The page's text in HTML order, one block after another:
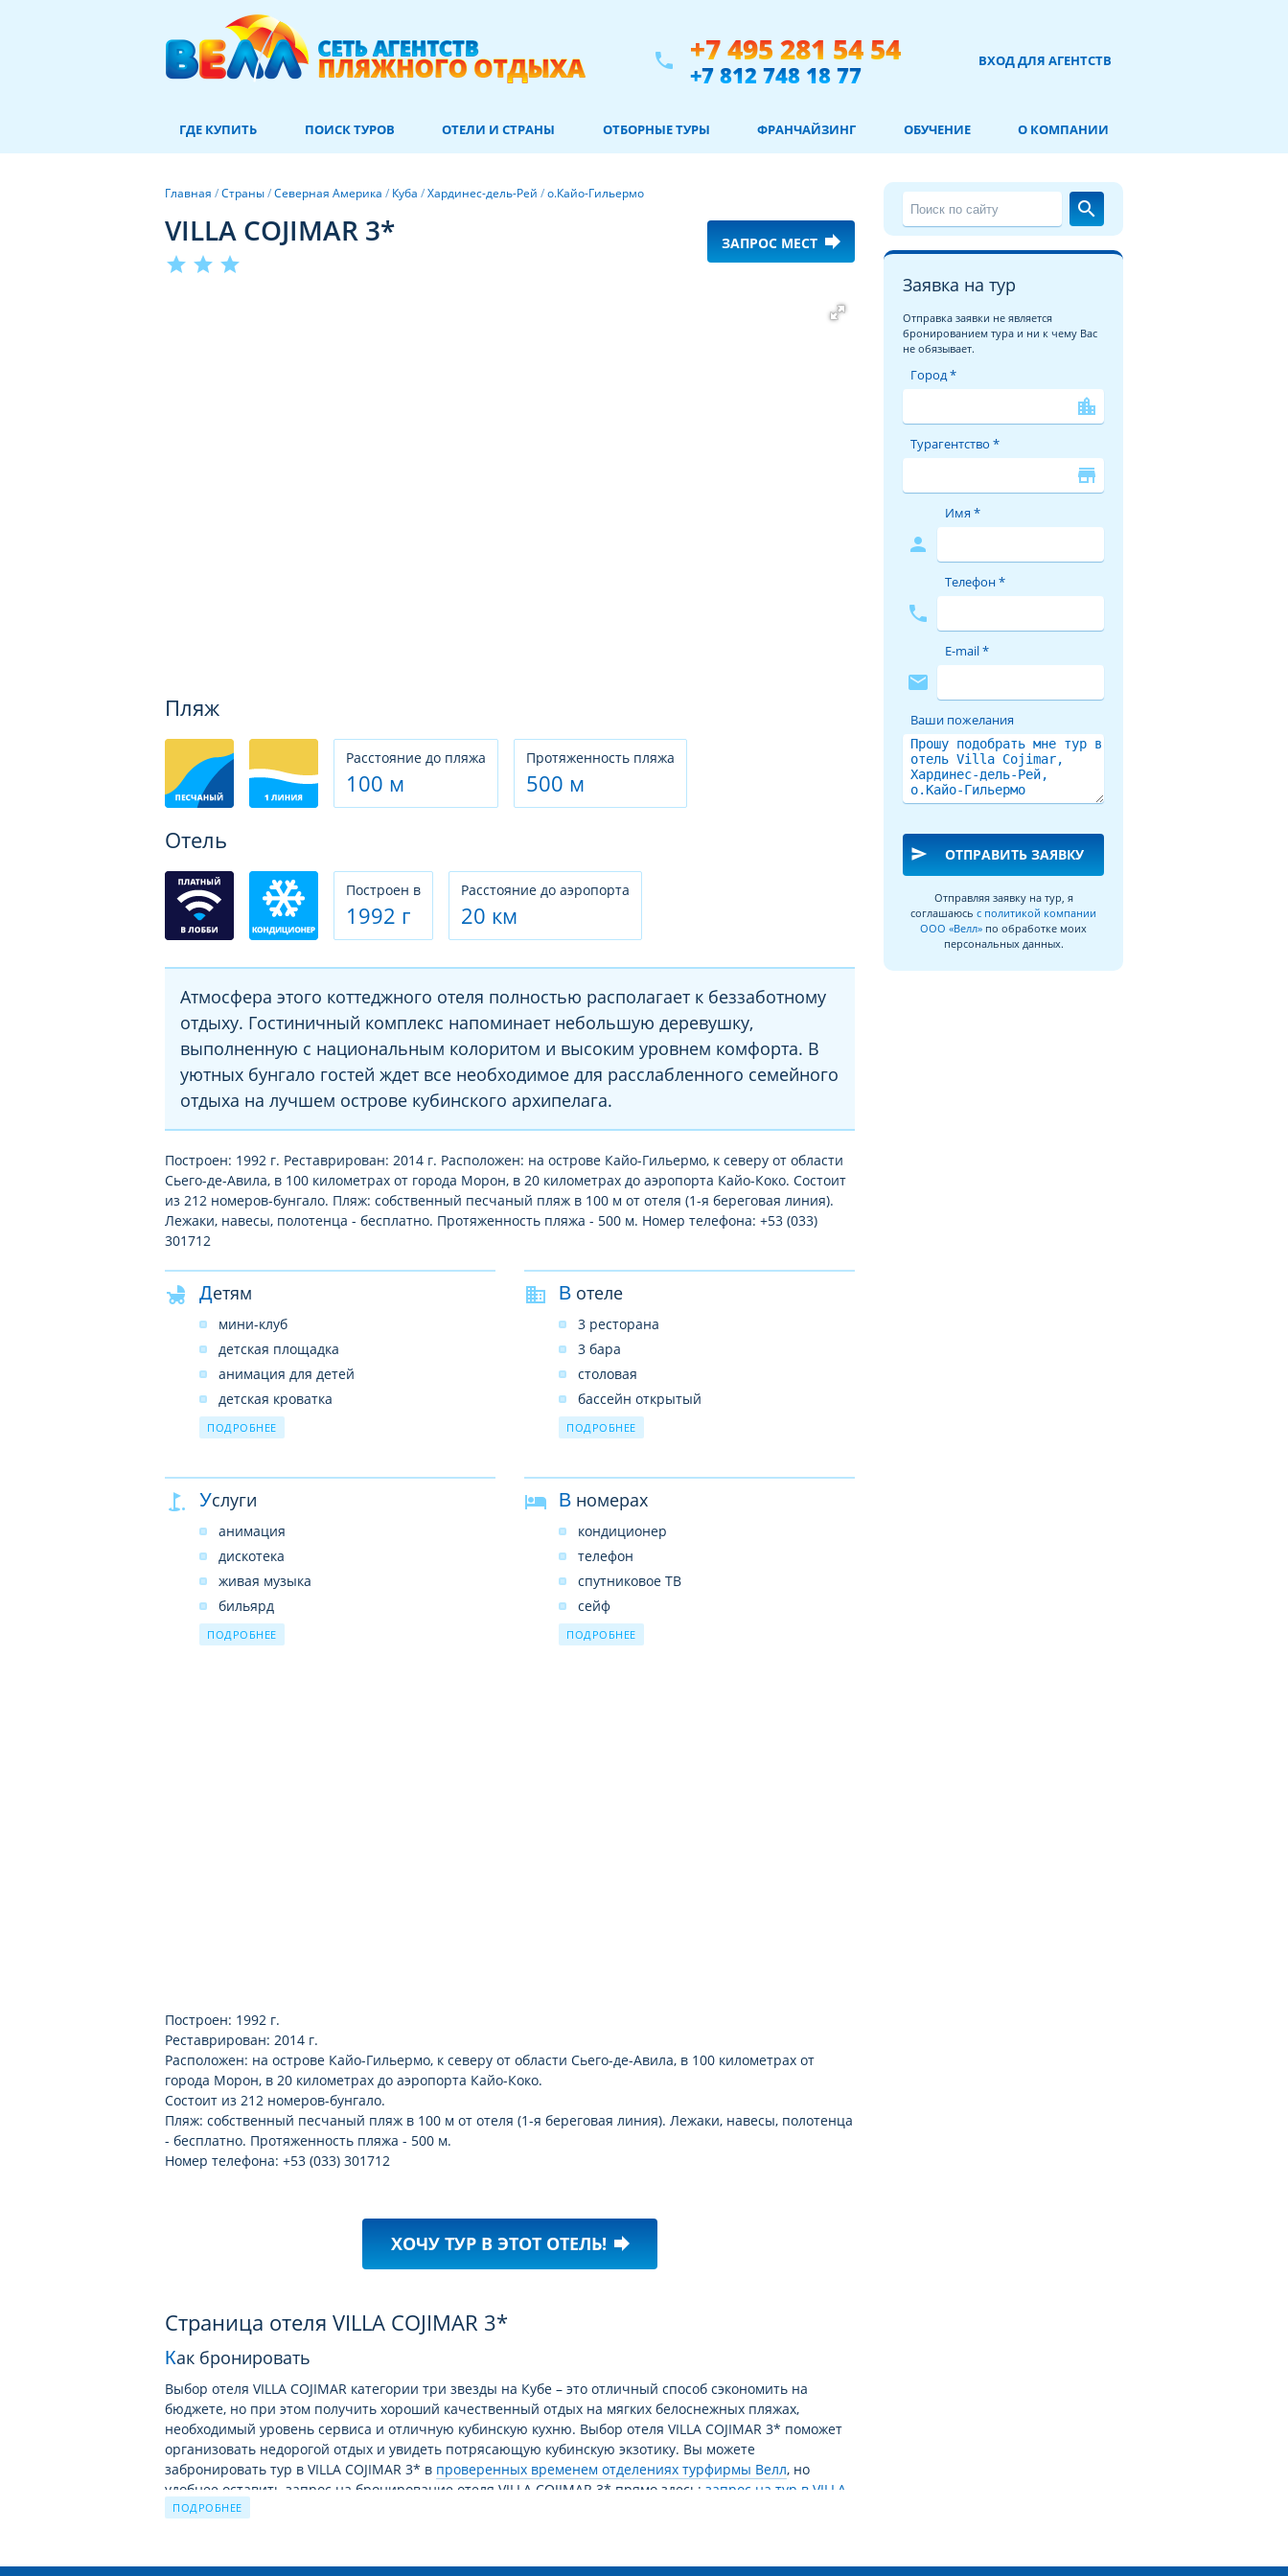
phone +7 495 281 54 54
+7 812 748 18 77 ВХОД ДЛЯ АГЕНТСТВ
ГДЕ КУПИТЬ ПОИСК ТУРОВ ОТЕЛИ И СТРАНЫ ОТБОРНЫЕ ТУРЫ ФРАНЧАЙЗИНГ ОБУЧЕНИЕ О КОМПАНИИ
Главная /Страны/Северная Америка / Куба /Хардинес-дель-Рей /о.Кайо-Гильермо
VILLA COJIMAR 3*
star star star
ЗАПРОС МЕСТ forward
Пляж
Расстояние до пляжа
100 м
Протяженность пляжа
500 м
Отель
Построен в
1992 г
Расстояние до аэропорта
20 км
Атмосфера этого коттеджного отеля полностью располагает к беззаботному
отдыху. Гостиничный комплекс напоминает небольшую деревушку,
выполненную с национальным колоритом и высоким уровнем комфорта. В
уютных бунгало гостей ждет все необходимое для расслабленного семейного
отдыха на лучшем острове кубинского архипелага.
Построен: 1992 г. Реставрирован: 2014 г. Расположен: на острове Кайо-Гильермо, к северу от области
Сьего-де-Авила, в 100 километрах от города Морон, в 20 километрах до аэропорта Кайо-Коко. Состоит
из 212 номеров-бунгало. Пляж: собственный песчаный пляж в 100 м от отеля (1-я береговая линия).
Лежаки, навесы, полотенца - бесплатно. Протяженность пляжа - 500 м. Номер телефона: +53 (033)
301712
Детям
мини-клуб
детская площадка
анимация для детей
детская кроватка
няня
ПОДРОБНЕЕ
В отеле
3 ресторана
3 бара
столовая
бассейн открытый
парковка
прачечная
химчистка
прокат автомобилей
бизнес-центр
wi-fi платно
обмен валюты
ПОДРОБНЕЕ
Услуги
анимация
дискотека
живая музыка
бильярд
бочче
ПОДРОБНЕЕ
В номерах
кондиционер
телефон
спутниковое ТВ
сейф
фен
ПОДРОБНЕЕ
Построен: 1992 г.
Реставрирован: 2014 г.
Расположен: на острове Кайо-Гильермо, к северу от области Сьего-де-Авила, в 100 километрах от
города Морон, в 20 километрах до аэропорта Кайо-Коко.
Состоит из 212 номеров-бунгало.
Пляж: собственный песчаный пляж в 100 м от отеля (1-я береговая линия). Лежаки, навесы, полотенца
- бесплатно. Протяженность пляжа - 500 м.
Номер телефона: +53 (033) 301712
ХОЧУ ТУР В ЭТОТ ОТЕЛЬ! forward
Страница отеля VILLA COJIMAR 3*
Как бронировать
Выбор отеля VILLA COJIMAR категории три звезды на Кубе – это отличный способ сэкономить на
бюджете, но при этом получить хороший качественный отдых на мягких белоснежных пляжах,
необходимый уровень сервиса и отличную кубинскую кухню. Выбор отеля VILLA COJIMAR 3* поможет
организовать недорогой отдых и увидеть потрясающую кубинскую экзотику. Вы можете
забронировать тур в VILLA COJIMAR 3* в проверенных временем отделениях турфирмы Велл, но
удобнее оставить запрос на бронирование отеля VILLA COJIMAR 3* прямо здесь: запрос на тур в VILLA
COJIMAR.
ПОДРОБНЕЕ
search
Заявка на тур
Отправка заявки не является
бронированием тура и ни к чему Вас
не обязывает.
Город *
location_city
Турагентство *
store
person
Имя *
phone
Телефон *
mail
E-mail *
Ваши пожелания
send ОТПРАВИТЬ ЗАЯВКУ
Отправляя заявку на тур, я
соглашаюсь с политикой компании
ООО «Велл» по обработке моих
персональных данных.